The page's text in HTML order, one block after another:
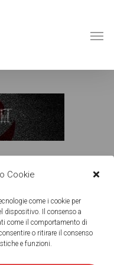
Cookie
come i cookie per
dispositivo. Il consenso a
come il comportamento di
o ritirare il consenso
e funzioni.
AUTO E MOTO
C. (S.N.C.)